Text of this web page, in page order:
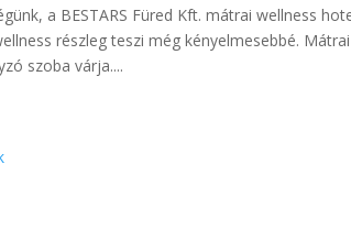
a BESTARS Füred Kft. mátrai wellness
részleg teszi még kényelmesebbé.
szoba várja....